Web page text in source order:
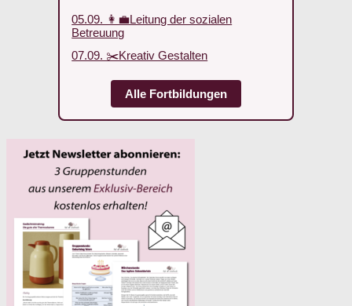
05.09. 👩‍💼Leitung der sozialen
Betreuung
07.09. ✂️Kreativ Gestalten
Alle Fortbildungen